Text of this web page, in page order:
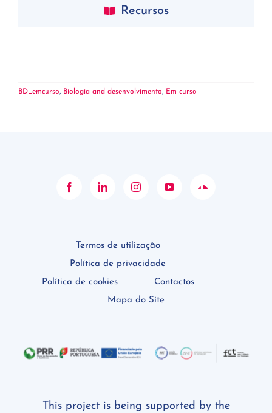
Recursos
BD_emcurso, Biologia and desenvolvimento, Em curso
Termos de utilização
Política de privacidade
Política de cookies
Contactos
Mapa do Site
This project is being supported by the